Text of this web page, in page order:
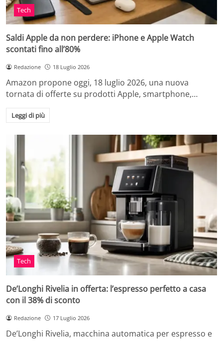
Tech
Saldi Apple da non perdere: iPhone e Apple Watch
scontati fino all’80%
Redazione 18 Luglio 2026
Amazon propone oggi, 18 luglio 2026, una nuova
tornata di offerte su prodotti Apple, smartphone,…
Leggi di più
Tech
De’Longhi Rivelia in offerta: l’espresso perfetto a casa
con il 38% di sconto
Redazione 17 Luglio 2026
De’Longhi Rivelia, macchina automatica per espresso e